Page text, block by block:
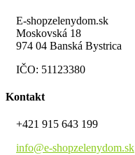
E-shopzelenydom.sk
Moskovská 18
974 04 Banská Bystrica
IČO: 51123380
Kontakt
+421 915 643 199
info@e-shopzelenydom.sk